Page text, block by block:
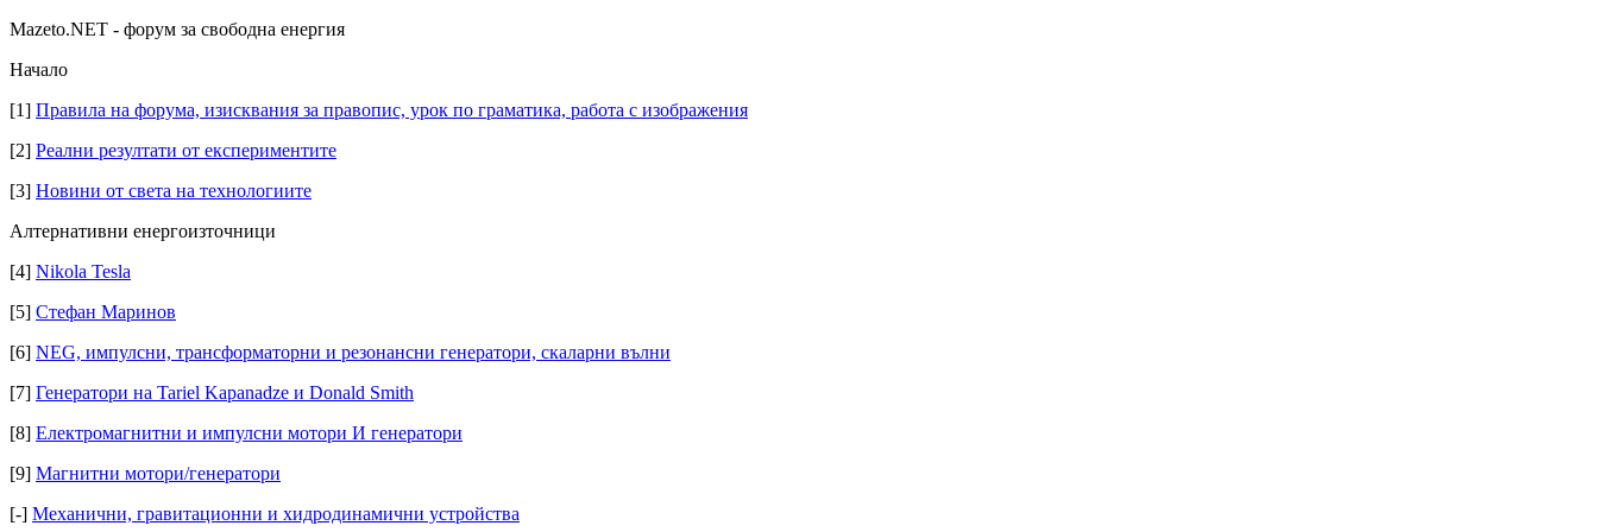
Mazeto.NET - форум за свободна енергия
Начало
[1] Правила на форума, изисквания за правопис, урок по граматика, работа с изображения
[2] Реални резултати от експериментите
[3] Новини от света на технологиите
Алтернативни енергоизточници
[4] Nikola Tesla
[5] Стефан Маринов
[6] NEG, импулсни, трансформаторни и резонансни генератори, скаларни вълни
[7] Генератори на Tariel Kapanadze и Donald Smith
[8] Електромагнитни и импулсни мотори И генератори
[9] Магнитни мотори/генератори
[-] Механични, гравитационни и хидродинамични устройства